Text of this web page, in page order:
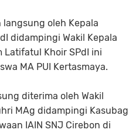
oleh Kepala
didampingi Wakil Kepala
Latifatul Khoir SPdI ini
MA PUI Kertasmaya.
diterima oleh Wakil
MAg didampingi Kasubag
IAIN SNJ Cirebon di